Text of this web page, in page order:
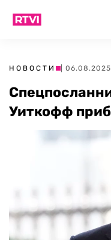
НОВОСТИ |
Уиткофф